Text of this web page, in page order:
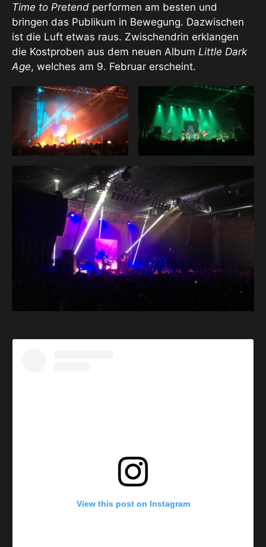
Time to Pretend performen am besten und
bringen das Publikum in Bewegung. Dazwischen
ist die Luft etwas raus. Zwischendrin erklangen
die Kostproben aus dem neuen Album Little Dark
Age, welches am 9. Februar erscheint.
View this post on Instagram